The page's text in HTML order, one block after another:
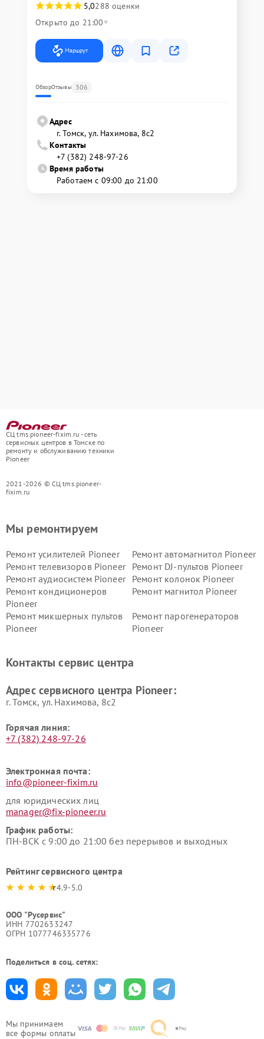
5,0288 оценки
Открыто до 21:00
Маршрут
ОбзорОтзывы 306
Адрес
г. Томск, ул. Нахимова, 8с2
Контакты
+7 (382) 248-97-26
Время работы
Работаем с 09:00 до 21:00
СЦ tms.pioneer-fixim.ru - сеть
сервисных центров в Томске по
ремонту и обслуживанию техники
Pioneer
2021-2026 © СЦ tms.pioneer-
fixim.ru
Мы принимаем
все формы оплаты
Мы ремонтируем
Ремонт усилителей Pioneer
Ремонт автомагнитол Pioneer
Ремонт телевизоров Pioneer
Ремонт DJ-пультов Pioneer
Ремонт аудиосистем Pioneer
Ремонт колонок Pioneer
Ремонт кондиционеров
Pioneer
Ремонт магнитол Pioneer
Ремонт микшерных пультов
Pioneer
Ремонт парогенераторов
Pioneer
Контакты сервис центра
Адрес сервисного центра Pioneer:
г. Томск, ул. Нахимова, 8с2
Горячая линия:
+7 (382) 248-97-26
Электронная почта:
info@pioneer-fixim.ru
для юридических лиц
manager@fix-pioneer.ru
График работы:
ПН-ВСК с 9:00 до 21:00 без перерывов и выходных
Рейтинг сервисного центра
4.9-5.0
ООО "Русервис"
ИНН 7702633247
ОГРН 1077746335776
Поделиться в соц. сетях: